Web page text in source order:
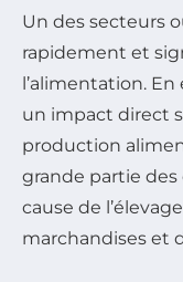
Un des secteurs
rapidement et
l’alimentation.
un impact direct
production
grande partie des
cause de
marchandises et